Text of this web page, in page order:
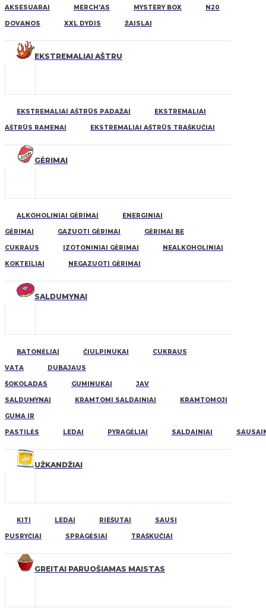
AKSESUARAI MERCH'AS MYSTERY BOX N20
DOVANOS XXL DYDIS ŽAISLAI
EKSTREMALIAI AŠTRU
EKSTREMALIAI AŠTRŪS PADAŽAI EKSTREMALIAI
AŠTRŪS RAMENAI EKSTREMALIAI AŠTRŪS TRAŠKUČIAI
GĖRIMAI
ALKOHOLINIAI GĖRIMAI ENERGINIAI
GĖRIMAI GAZUOTI GĖRIMAI GĖRIMAI BE
CUKRAUS IZOTONINIAI GĖRIMAI NEALKOHOLINIAI
KOKTEILIAI NEGAZUOTI GĖRIMAI
SALDUMYNAI
BATONĖLIAI ČIULPINUKAI CUKRAUS
VATA DUBAJAUS
ŠOKOLADAS GUMINUKAI JAV
SALDUMYNAI KRAMTOMI SALDAINIAI KRAMTOMOJI
GUMA IR
PASTILĖS LEDAI PYRAGĖLIAI SALDAINIAI
UŽKANDŽIAI
KITI LEDAI RIEŠUTAI SAUSI
PUSRYČIAI SPRAGĖSIAI TRAŠKUČIAI
GREITAI PARUOŠIAMAS MAISTAS